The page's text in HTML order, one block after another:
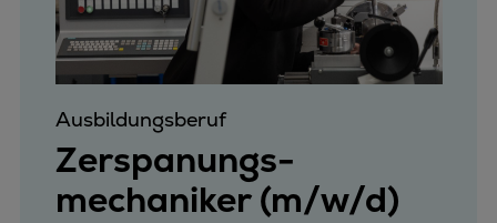
Ausbildungsberuf
Zerspanungs­
mechaniker (m/w/d)